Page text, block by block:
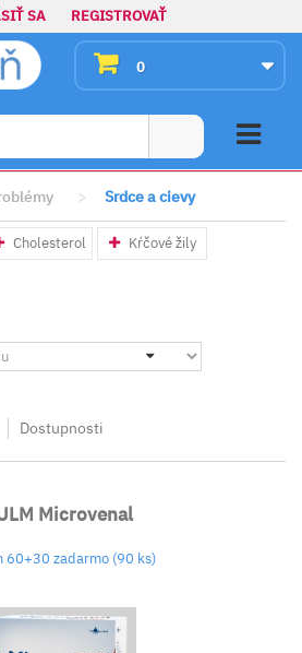
SA REGISTROVAŤ
0
> Srdce a cievy
Cholesterol Kŕčové žily
Dostupnosti
Microvenal
60+30 zadarmo (90 ks)